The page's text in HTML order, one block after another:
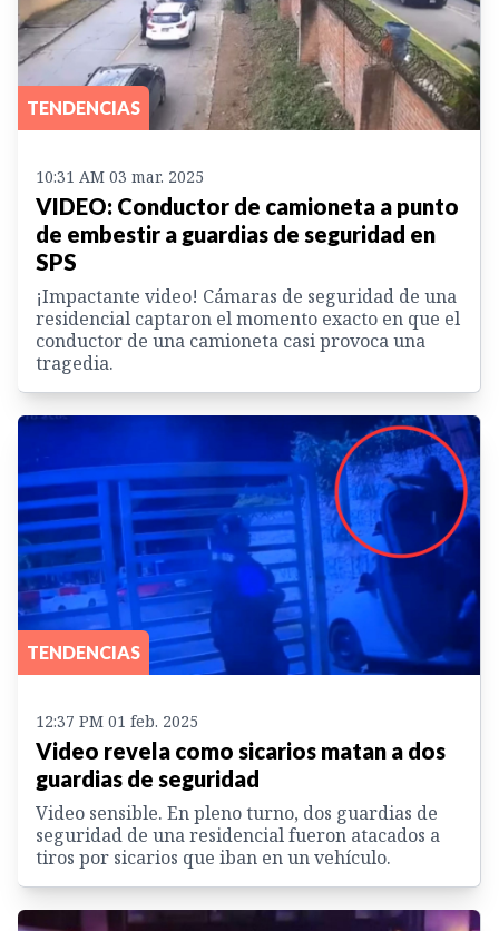
TENDENCIAS
10:31 AM 03 mar. 2025
VIDEO: Conductor de camioneta a punto
de embestir a guardias de seguridad en
SPS
¡Impactante video! Cámaras de seguridad de una
residencial captaron el momento exacto en que el
conductor de una camioneta casi provoca una
tragedia.
TENDENCIAS
12:37 PM 01 feb. 2025
Video revela como sicarios matan a dos
guardias de seguridad
Video sensible. En pleno turno, dos guardias de
seguridad de una residencial fueron atacados a
tiros por sicarios que iban en un vehículo.